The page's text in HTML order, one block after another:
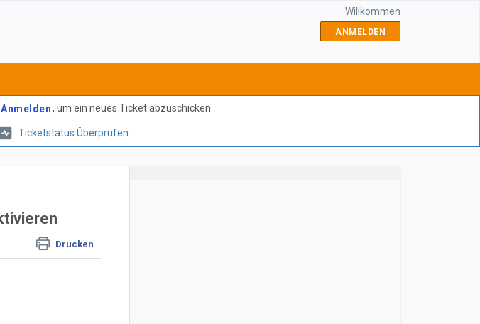
Willkommen
ANMELDEN
Anmelden, um ein neues Ticket abzuschicken
Ticketstatus Überprüfen
Drucken